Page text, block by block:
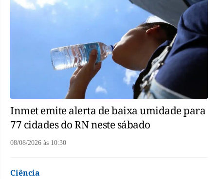
Inmet emite alerta de baixa umidade para
77 cidades do RN neste sábado
08/08/2026 às 10:30
Ciência